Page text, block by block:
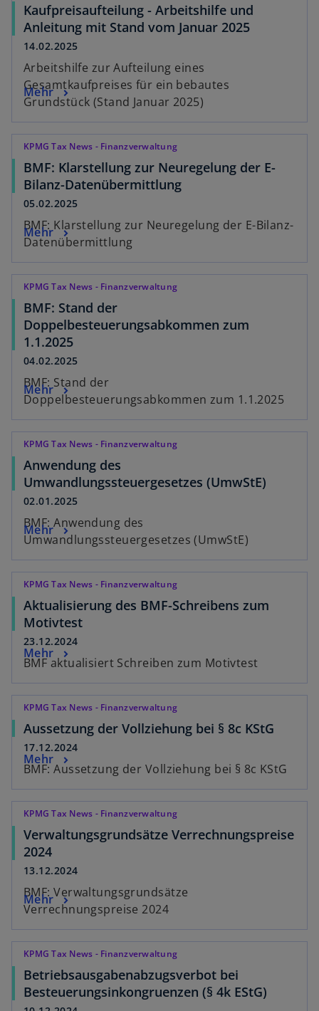
Kaufpreisaufteilung - Arbeitshilfe und
Anleitung mit Stand vom Januar 2025
14.02.2025
Arbeitshilfe zur Aufteilung eines
Gesamtkaufpreises für ein bebautes
Grundstück (Stand Januar 2025)
Mehr
KPMG Tax News - Finanzverwaltung
BMF: Klarstellung zur Neuregelung der E-
Bilanz-Datenübermittlung
05.02.2025
BMF: Klarstellung zur Neuregelung der E-Bilanz-
Datenübermittlung
Mehr
KPMG Tax News - Finanzverwaltung
BMF: Stand der
Doppelbesteuerungsabkommen zum
1.1.2025
04.02.2025
BMF: Stand der
Doppelbesteuerungsabkommen zum 1.1.2025
Mehr
KPMG Tax News - Finanzverwaltung
Anwendung des
Umwandlungssteuergesetzes (UmwStE)
02.01.2025
BMF: Anwendung des
Umwandlungssteuergesetzes (UmwStE)
Mehr
KPMG Tax News - Finanzverwaltung
Aktualisierung des BMF-Schreibens zum
Motivtest
23.12.2024
BMF aktualisiert Schreiben zum Motivtest
Mehr
KPMG Tax News - Finanzverwaltung
Aussetzung der Vollziehung bei § 8c KStG
17.12.2024
BMF: Aussetzung der Vollziehung bei § 8c KStG
Mehr
KPMG Tax News - Finanzverwaltung
Verwaltungsgrundsätze Verrechnungspreise
2024
13.12.2024
BMF: Verwaltungsgrundsätze
Verrechnungspreise 2024
Mehr
KPMG Tax News - Finanzverwaltung
Betriebsausgabenabzugsverbot bei
Besteuerungsinkongruenzen (§ 4k EStG)